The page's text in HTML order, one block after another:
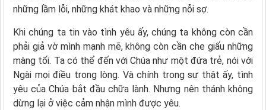
những lầm lỗi, những khát khao và những nỗi sợ.
Khi chúng ta tin vào tình yêu ấy, chúng ta không còn cần
phải giả vờ mình mạnh mẽ, không còn cần che giấu những
màng tối. Ta có thể đến với Chúa như một đứa trẻ, nói với
Ngài mọi điều trong lòng. Và chính trong sự thật ấy, tình
yêu của Chúa bắt đầu chữa lành. Nhưng nên thánh không
dừng lại ở việc cảm nhận mình được yêu.